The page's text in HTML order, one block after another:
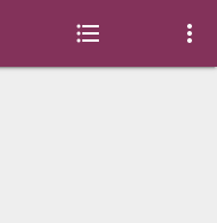
 